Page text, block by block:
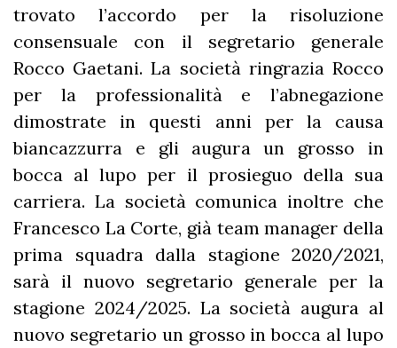
trovato l’accordo per la risoluzione
consensuale con il segretario generale
Rocco Gaetani. La società ringrazia Rocco
per la professionalità e l’abnegazione
dimostrate in questi anni per la causa
biancazzurra e gli augura un grosso in
bocca al lupo per il prosieguo della sua
carriera. La società comunica inoltre che
Francesco La Corte, già team manager della
prima squadra dalla stagione 2020/2021,
sarà il nuovo segretario generale per la
stagione 2024/2025. La società augura al
nuovo segretario un grosso in bocca al lupo